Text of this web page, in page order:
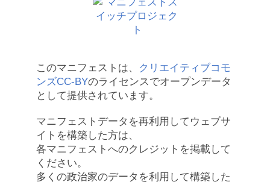
このマニフェストは、
クリエイティブコモ
ンズCC-BYのライセンスでオープンデータ
として提供されています。
マニフェストデータを再利用してウェブサ
イトを構築した方は、
各マニフェストへのクレジットを掲載して
ください。
多くの政治家のデータを利用して構築した